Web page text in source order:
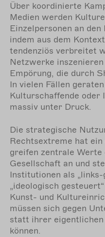
Über koordinierte
Medien werden
Einzelpersonen an
indem aus dem
tendenziös verbreitet
Netzwerke
Empörung, die durch
In vielen Fällen
Kulturschaffende oder
massiv unter Druck.
Die strategische
Rechtsextreme hat
greifen zentrale
Gesellschaft an und
Institutionen als
„ideologisch
Kunst- und
müssen sich gegen
statt ihrer eigentlichen
können.